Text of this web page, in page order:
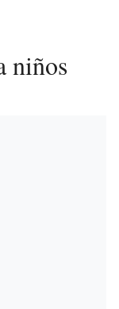
niños